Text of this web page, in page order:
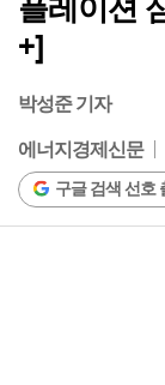
+]
박성준 기자
에너지경제신문
구글 검색 선호